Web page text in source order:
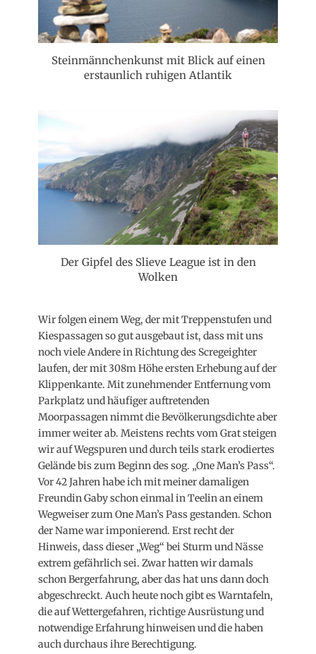
Steinmännchenkunst mit Blick auf einen
erstaunlich ruhigen Atlantik
Der Gipfel des Slieve League ist in den
Wolken
Wir folgen einem Weg, der mit Treppenstufen und
Kiespassagen so gut ausgebaut ist, dass mit uns
noch viele Andere in Richtung des Scregeighter
laufen, der mit 308m Höhe ersten Erhebung auf der
Klippenkante. Mit zunehmender Entfernung vom
Parkplatz und häufiger auftretenden
Moorpassagen nimmt die Bevölkerungsdichte aber
immer weiter ab. Meistens rechts vom Grat steigen
wir auf Wegspuren und durch teils stark erodiertes
Gelände bis zum Beginn des sog. „One Man’s Pass“.
Vor 42 Jahren habe ich mit meiner damaligen
Freundin Gaby schon einmal in Teelin an einem
Wegweiser zum One Man’s Pass gestanden. Schon
der Name war imponierend. Erst recht der
Hinweis, dass dieser „Weg“ bei Sturm und Nässe
extrem gefährlich sei. Zwar hatten wir damals
schon Bergerfahrung, aber das hat uns dann doch
abgeschreckt. Auch heute noch gibt es Warntafeln,
die auf Wettergefahren, richtige Ausrüstung und
notwendige Erfahrung hinweisen und die haben
auch durchaus ihre Berechtigung.